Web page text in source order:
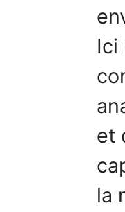
Ici
et
la